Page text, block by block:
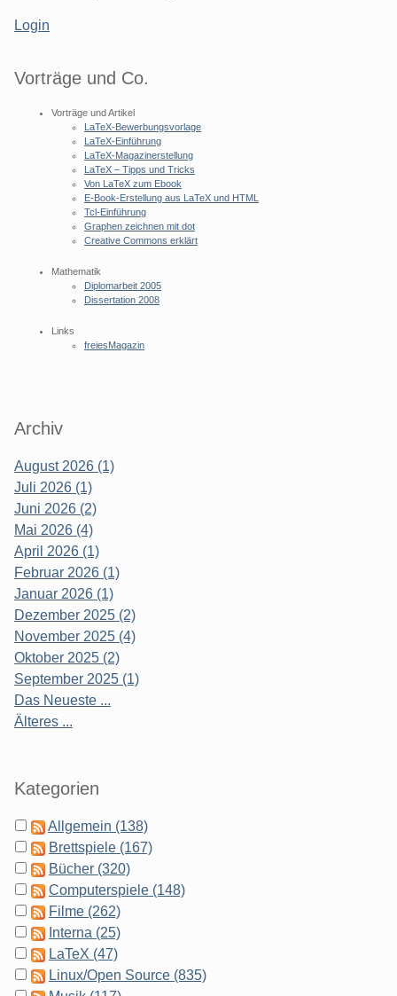
Login
Vorträge und Co.
Vorträge und Artikel
LaTeX-Bewerbungsvorlage
LaTeX-Einführung
LaTeX-Magazinerstellung
LaTeX – Tipps und Tricks
Von LaTeX zum Ebook
E-Book-Erstellung aus LaTeX und HTML
Tcl-Einführung
Graphen zeichnen mit dot
Creative Commons erklärt
Mathematik
Diplomarbeit 2005
Dissertation 2008
Links
freiesMagazin
Archiv
August 2026 (1)
Juli 2026 (1)
Juni 2026 (2)
Mai 2026 (4)
April 2026 (1)
Februar 2026 (1)
Januar 2026 (1)
Dezember 2025 (2)
November 2025 (4)
Oktober 2025 (2)
September 2025 (1)
Das Neueste ...
Älteres ...
Kategorien
Allgemein (138)
Brettspiele (167)
Bücher (320)
Computerspiele (148)
Filme (262)
Interna (25)
LaTeX (47)
Linux/Open Source (835)